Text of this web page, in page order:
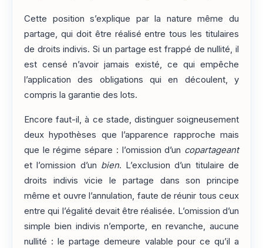
Cette position s’explique par la nature même du
partage, qui doit être réalisé entre tous les titulaires
de droits indivis. Si un partage est frappé de nullité, il
est censé n’avoir jamais existé, ce qui empêche
l’application des obligations qui en découlent, y
compris la garantie des lots.
Encore faut-il, à ce stade, distinguer soigneusement
deux hypothèses que l’apparence rapproche mais
que le régime sépare : l’omission d’un copartageant
et l’omission d’un bien. L’exclusion d’un titulaire de
droits indivis vicie le partage dans son principe
même et ouvre l’annulation, faute de réunir tous ceux
entre qui l’égalité devait être réalisée. L’omission d’un
simple bien indivis n’emporte, en revanche, aucune
nullité : le partage demeure valable pour ce qu’il a